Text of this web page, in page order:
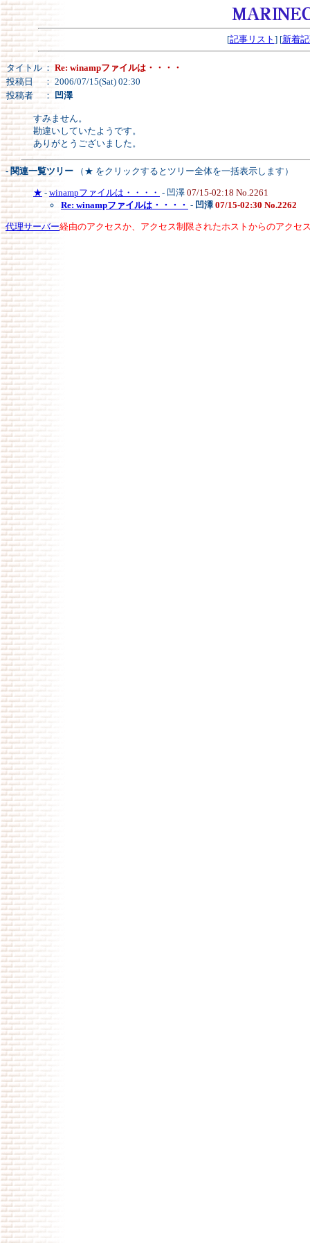
[記事リスト ] [新着
タイトル ： Re: winampファイルは・・・・
投稿日
： 2006/07/15(Sat) 02:30
投稿者
： 凹澤
すみません。
勘違いしていたようです。
ありがとうございました。
- 関連一覧ツリー （★ をクリックするとツリー全体を一括表示します）
★ - winampファイルは・・・・ - 凹澤 07/15-02:18 No.2261
Re: winampファイルは・・・・ - 凹澤 07/15-02:30 No.2262
代理サーバー経由のアクセスか、アクセス制限されたホストからのアクセ